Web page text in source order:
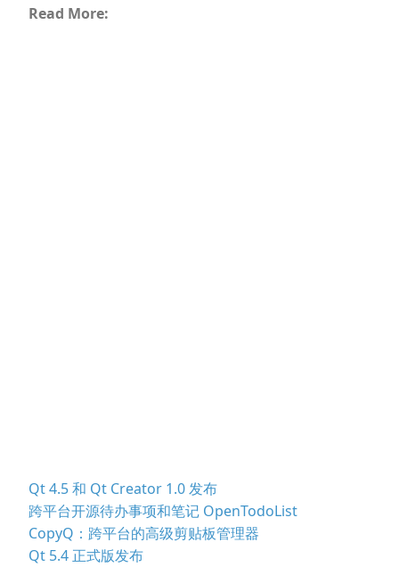
Read More:
Qt 4.5 和 Qt Creator 1.0 发布
跨平台开源待办事项和笔记 OpenTodoList
CopyQ：跨平台的高级剪贴板管理器
Qt 5.4 正式版发布